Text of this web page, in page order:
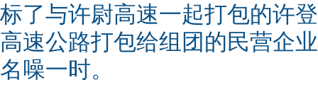
标了与许尉高速一起打包的许
高速公路打包给组团的民营企
名噪一时。